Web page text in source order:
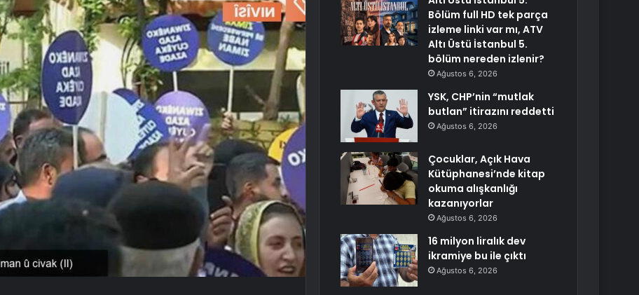
Bölüm full HD tek parça
izleme linki var mı, ATV
Altı Üstü İstanbul 5.
bölüm nereden izlenir?
Ağustos 6, 2026
YSK, CHP’nin “mutlak
butlan” itirazını reddetti
Ağustos 6, 2026
Çocuklar, Açık Hava
Kütüphanesi’nde kitap
okuma alışkanlığı
kazanıyorlar
Ağustos 6, 2026
16 milyon liralık dev
ikramiye bu ile çıktı
Ağustos 6, 2026